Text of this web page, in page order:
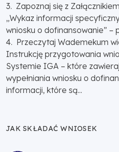
3. Zapoznaj się z
„Wykaz informacji
wniosku o dofinansowanie” –
4. Przeczytaj Wademekum
Instrukcję przygotowania
Systemie IGA – które
wypełniania wniosku o
informacji, które są...
JAK SKŁADAĆ WNIOSEK